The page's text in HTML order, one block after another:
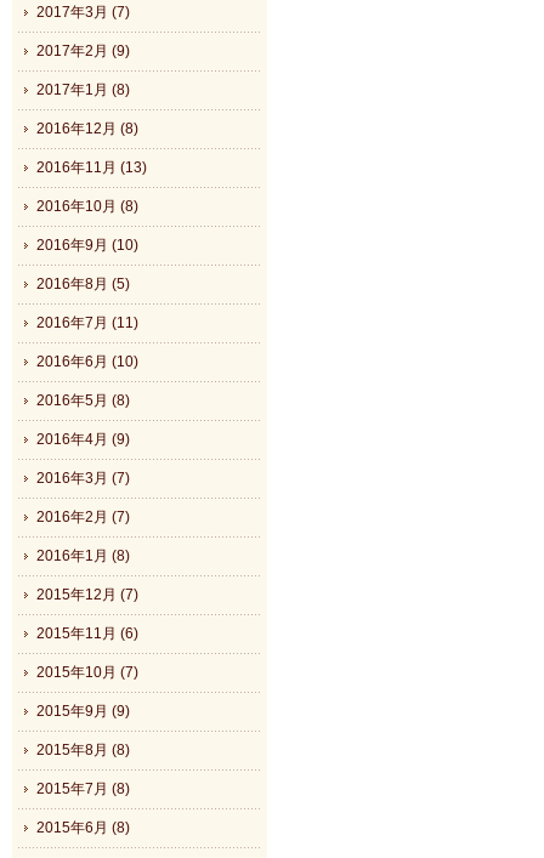
2017年3月 (7)
2017年2月 (9)
2017年1月 (8)
2016年12月 (8)
2016年11月 (13)
2016年10月 (8)
2016年9月 (10)
2016年8月 (5)
2016年7月 (11)
2016年6月 (10)
2016年5月 (8)
2016年4月 (9)
2016年3月 (7)
2016年2月 (7)
2016年1月 (8)
2015年12月 (7)
2015年11月 (6)
2015年10月 (7)
2015年9月 (9)
2015年8月 (8)
2015年7月 (8)
2015年6月 (8)